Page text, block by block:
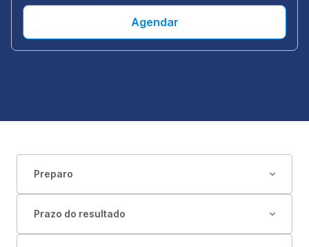
Agendar
Preparo
Prazo do resultado